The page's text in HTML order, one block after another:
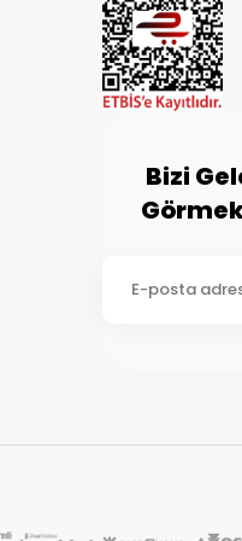
teslim edilmektedir.
tarafından size ulaştırılır. Bazı
Bizi